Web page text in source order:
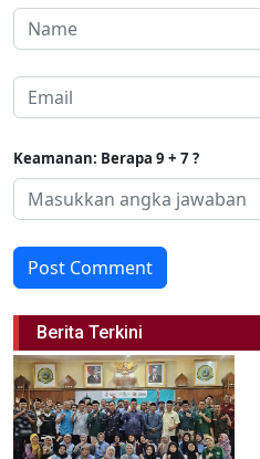
Keamanan: Berapa 9 + 7 ?
Post Comment
Berita Terkini